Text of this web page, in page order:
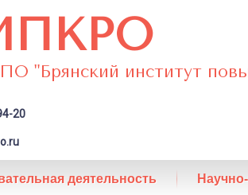
"Брянский институт
→ второстепенный
20
деятельность